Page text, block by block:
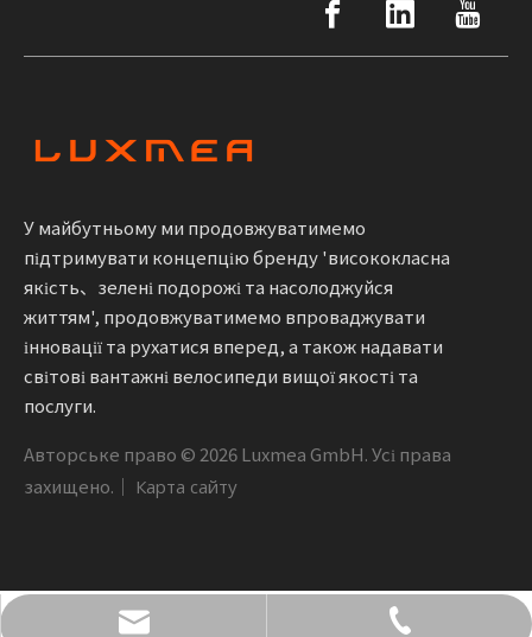
У майбутньому ми продовжуватимемо
підтримувати концепцію бренду 'висококласна
якість、зелені подорожі та насолоджуйся
життям', продовжуватимемо впроваджувати
інновації та рухатися вперед, а також надавати
світові вантажні велосипеди вищої якості та
послуги.
Авторське право © 2026Luxmea GmbH. Усі права
захищено.｜ Карта сайту